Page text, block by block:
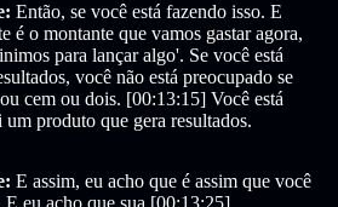
Então, se você está fazendo isso. E
é o montante que vamos gastar agora,
para lançar algo'. Se você está
você não está preocupado se
cem ou dois. [00:13:15] Você está
produto que gera resultados.
E assim, eu acho que é assim que você